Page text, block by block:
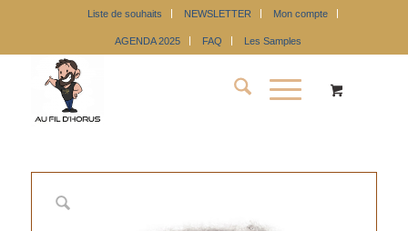
Liste de souhaits NEWSLETTER Mon compte
AGENDA 2025 FAQ Les Samples